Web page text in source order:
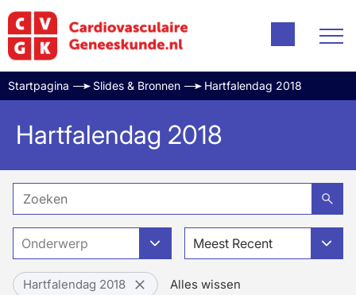
Startpagina Slides & Bronnen Hartfalendag 2018
Hartfalendag 2018
Onderwerp Meest Recent
Hartfalendag 2018 Alles wissen